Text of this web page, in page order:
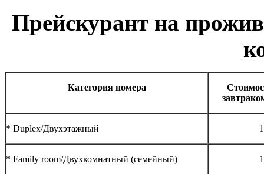
Прейскурант на
Категория номера
* Duplex/Двухэтажный
* Family room/Двухкомнатный (семейный)